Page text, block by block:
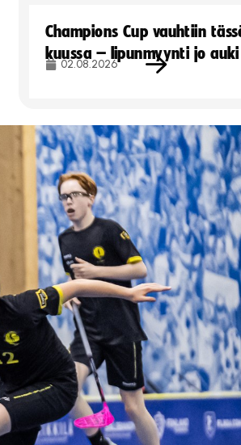
Champions Cup vauhtiin
kuussa – lipunmyynti jo auki
02.08.2026